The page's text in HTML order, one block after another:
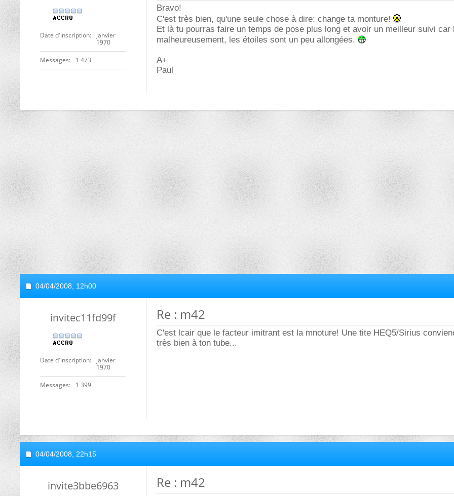
Date d'inscription
janvier
1970
Messages 1 473
Bravo!
C'est très bien, qu'une seule chose à dire: change ta monture!
Et là tu pourras faire un temps de pose plus long et avoir un meilleur suivi car
malheureusement, les étoiles sont un peu allongées.
A+
Paul
04/04/2008, 12h00
invitec11fd99f
Date d'inscription
janvier
1970
Messages 1 399
Re : m42
C'est lcair que le facteur imitrant est la mnoture! Une tite HEQ5/Sirius
très bien à ton tube...
04/04/2008, 22h15
invite3bbe6963 Re : m42